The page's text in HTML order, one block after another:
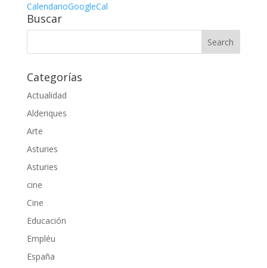
CalendarioGoogleCal
Buscar
Categorías
Actualidad
Alderiques
Arte
Asturies
Asturies
cine
Cine
Educación
Empléu
España